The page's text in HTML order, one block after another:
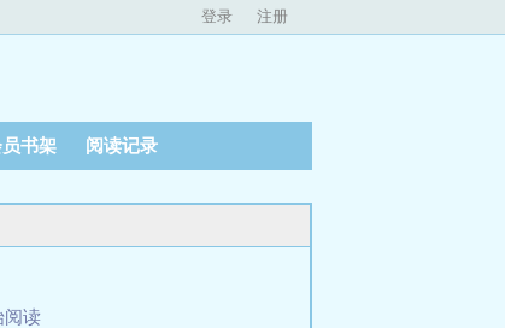
登录 注册
书架 阅读记录
阅读